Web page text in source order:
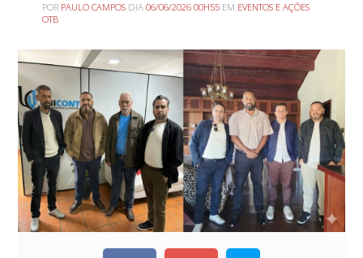
POR PAULO CAMPOS DIA06/06/2026 00H55 EM EVENTOS E AÇÕES
OTB